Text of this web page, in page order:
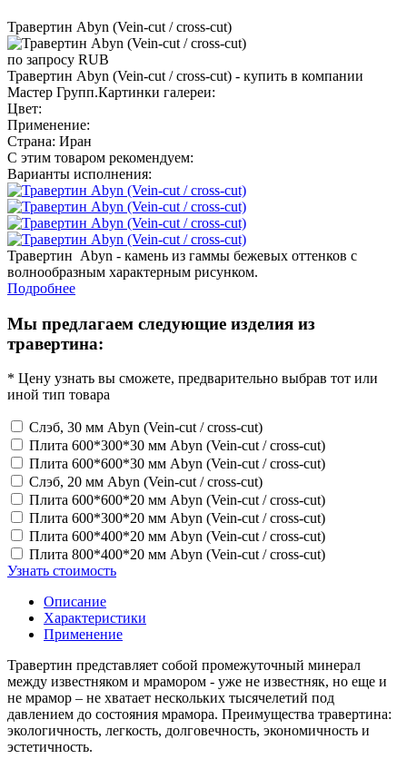
Травертин Abyn (Vein-cut / cross-cut)
по запросу RUB
Травертин Abyn (Vein-cut / cross-cut) - купить в компании
Мастер Групп.Картинки галереи:
Цвет:
Применение:
Страна: Иран
С этим товаром рекомендуем:
Варианты исполнения:
Травертин Abyn - камень из гаммы бежевых оттенков с
волнообразным характерным рисунком.
Подробнее
Мы предлагаем следующие изделия из
травертина:
* Цену узнать вы сможете, предварительно выбрав тот или
иной тип товара
Слэб, 30 мм Abyn (Vein-cut / cross-cut)
Плита 600*300*30 мм Abyn (Vein-cut / cross-cut)
Плита 600*600*30 мм Abyn (Vein-cut / cross-cut)
Слэб, 20 мм Abyn (Vein-cut / cross-cut)
Плита 600*600*20 мм Abyn (Vein-cut / cross-cut)
Плита 600*300*20 мм Abyn (Vein-cut / cross-cut)
Плита 600*400*20 мм Abyn (Vein-cut / cross-cut)
Плита 800*400*20 мм Abyn (Vein-cut / cross-cut)
Узнать стоимость
Описание
Характеристики
Применение
Травертин представляет собой промежуточный минерал
между известняком и мрамором - уже не известняк, но еще и
не мрамор – не хватает нескольких тысячелетий под
давлением до состояния мрамора. Преимущества травертина:
экологичность, легкость, долговечность, экономичность и
эстетичность.